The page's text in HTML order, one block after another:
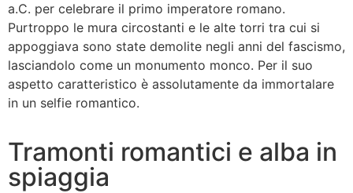
a.C. per celebrare il primo imperatore romano.
Purtroppo le mura circostanti e le alte torri tra cui si
appoggiava sono state demolite negli anni del fascismo,
lasciandolo come un monumento monco. Per il suo
aspetto caratteristico è assolutamente da immortalare
in un selfie romantico.
Tramonti romantici e alba in
spiaggia